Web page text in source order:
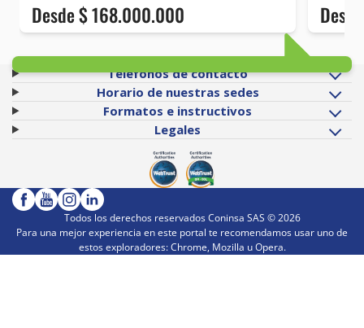
Teléfonos de contacto
Horario de nuestras sedes
Formatos e instructivos
Legales
Todos los derechos reservados Coninsa SAS ©2026
Para una mejor experiencia en este portal te recomendamos usar uno de
estos exploradores: Chrome, Mozilla u Opera.